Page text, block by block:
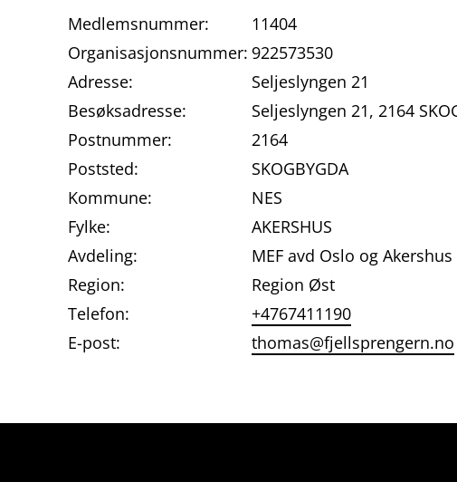
Medlemsnummer:
11404
Organisasjonsnummer: 922573530
Adresse:
Seljeslyngen 21
Besøksadresse:
Seljeslyngen 21, 2164
Postnummer:
2164
Poststed:
SKOGBYGDA
Kommune:
NES
Fylke:
AKERSHUS
Avdeling:
MEF avd Oslo og Akershus
Region:
Region Øst
Telefon:
+4767411190
E-post:
thomas@fjellsprengern.no